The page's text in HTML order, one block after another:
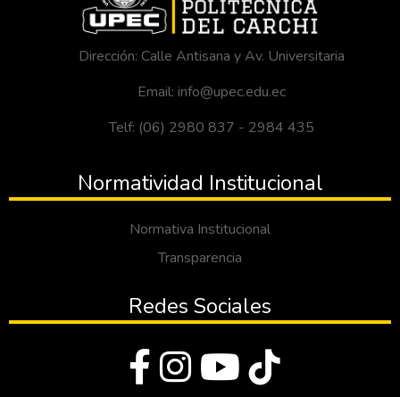
Dirección: Calle Antisana y Av. Universitaria
Email: info@upec.edu.ec
Telf: (06) 2980 837 - 2984 435
Normatividad Institucional
Normativa Institucional
Transparencia
Redes Sociales